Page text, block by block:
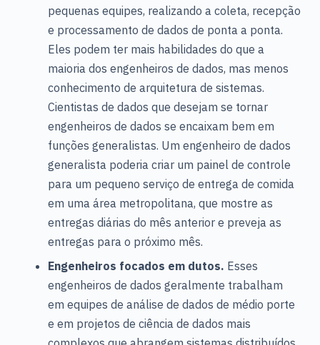
pequenas equipes, realizando a coleta, recepção
e processamento de dados de ponta a ponta.
Eles podem ter mais habilidades do que a
maioria dos engenheiros de dados, mas menos
conhecimento de arquitetura de sistemas.
Cientistas de dados que desejam se tornar
engenheiros de dados se encaixam bem em
funções generalistas. Um engenheiro de dados
generalista poderia criar um painel de controle
para um pequeno serviço de entrega de comida
em uma área metropolitana, que mostre as
entregas diárias do mês anterior e preveja as
entregas para o próximo mês.
Engenheiros focados em dutos. Esses
engenheiros de dados geralmente trabalham
em equipes de análise de dados de médio porte
e em projetos de ciência de dados mais